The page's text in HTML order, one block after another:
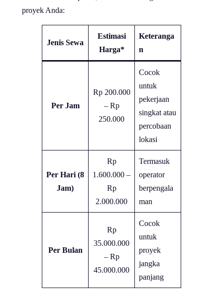
proyek Anda:
Jenis Sewa
Estimasi
Harga*
Keteranga
n
Per Jam
Rp 200.000
– Rp
250.000
Cocok
untuk
pekerjaan
singkat atau
percobaan
lokasi
Per Hari (8
Jam)
Rp
1.600.000 –
Rp
2.000.000
Termasuk
operator
berpengala
man
Per Bulan
Rp
35.000.000
– Rp
45.000.000
Cocok
untuk
proyek
jangka
panjang